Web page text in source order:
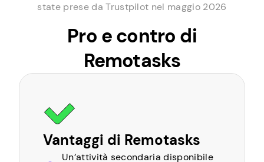
state prese da Trustpilot nel maggio 2026
Pro e contro di
Remotasks
Vantaggi di Remotasks
Un’attività secondaria disponibile